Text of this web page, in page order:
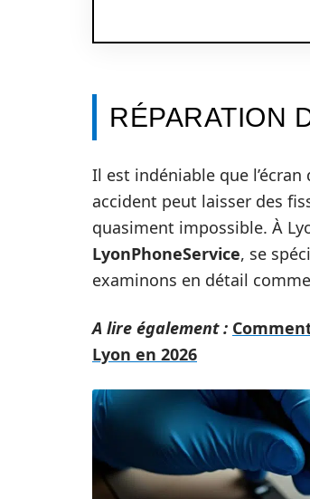
RÉPARATION
Il est indéniable que
accident peut laisser des
quasiment impossible. À
LyonPhoneService, se
examinons en détail
A lire également :
Lyon en 2026